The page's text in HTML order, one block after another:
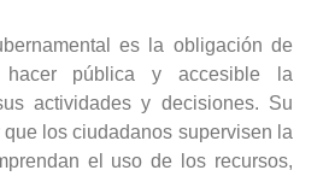
es la obligación de
pública y accesible la
actividades y decisiones. Su
los ciudadanos supervisen la
el uso de los recursos,